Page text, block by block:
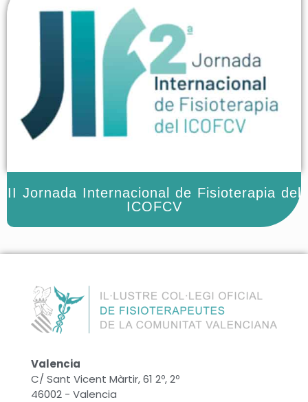
II Jornada Internacional de Fisioterapia del
ICOFCV
Valencia
C/ Sant Vicent Màrtir, 61 2º, 2º
46002 - Valencia